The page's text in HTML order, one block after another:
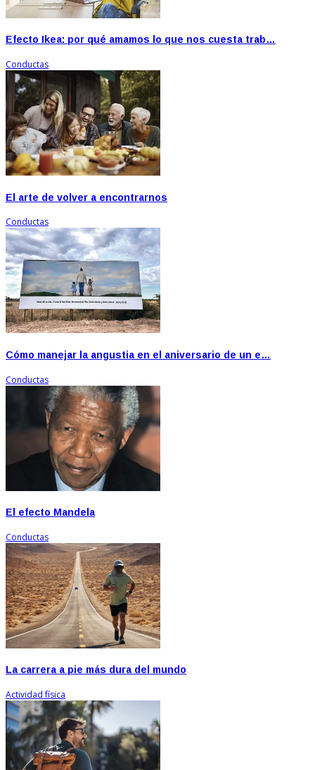
Efecto Ikea: por qué amamos lo que nos cuesta trab…
Conductas
El arte de volver a encontrarnos
Conductas
Cómo manejar la angustia en el aniversario de un e…
Conductas
El efecto Mandela
Conductas
La carrera a pie más dura del mundo
Actividad física